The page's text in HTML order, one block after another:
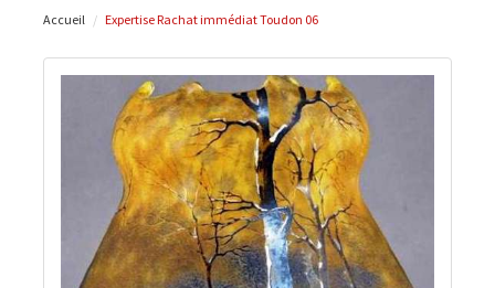
Accueil Expertise Rachat immédiat Toudon 06